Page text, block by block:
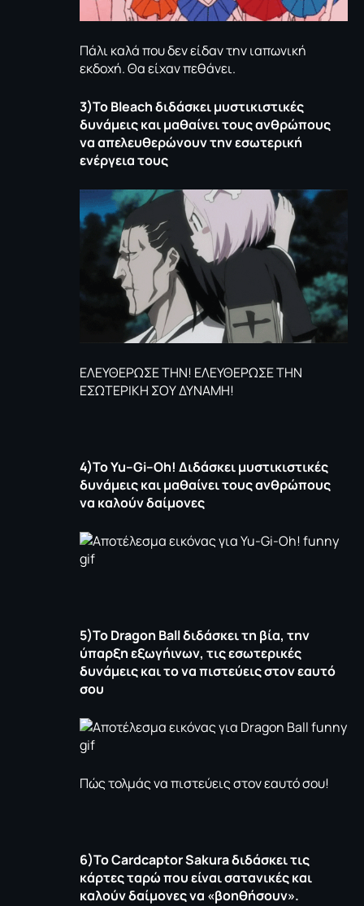
Πάλι καλά που δεν είδαν την ιαπωνική
εκδοχή. Θα είχαν πεθάνει.
3)ΤοBleachδιδάσκει μυστικιστικές
δυνάμεις και μαθαίνει τους ανθρώπους
να απελευθερώνουν την εσωτερική
ενέργεια τους
ΕΛΕΥΘΕΡΩΣΕ ΤΗΝ! ΕΛΕΥΘΕΡΩΣΕ ΤΗΝ
ΕΣΩΤΕΡΙΚΗ ΣΟΥ ΔΥΝΑΜΗ!
4)ΤοYu–Gi–Oh! Διδάσκει μυστικιστικές
δυνάμεις και μαθαίνει τους ανθρώπους
να καλούν δαίμονες
5)ΤοDragon Ballδιδάσκει τη βία, την
ύπαρξη εξωγήινων, τις εσωτερικές
δυνάμεις και το να πιστεύεις στον εαυτό
σου
Πώς τολμάς να πιστεύεις στον εαυτό σου!
6)ΤοCardcaptorSakuraδιδάσκει τις
κάρτες ταρώ που είναι σατανικές και
καλούν δαίμονες να «βοηθήσουν».